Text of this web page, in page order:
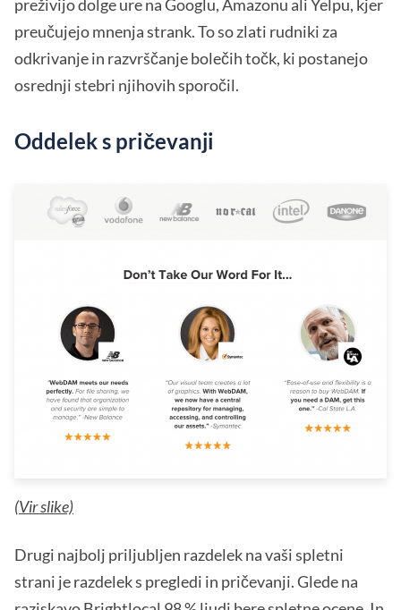
preživijo dolge ure na Googlu, Amazonu ali Yelpu, kjer
preučujejo mnenja strank. To so zlati rudniki za
odkrivanje in razvrščanje bolečih točk, ki postanejo
osrednji stebri njihovih sporočil.
Oddelek s pričevanji
(Vir slike)
Drugi najbolj priljubljen razdelek na vaši spletni
strani je razdelek s pregledi in pričevanji. Glede na